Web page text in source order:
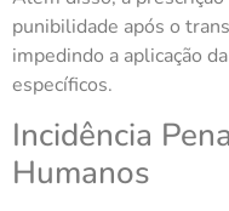
punibilidade após o
impedindo a aplicação
específicos.
Incidência
Humanos